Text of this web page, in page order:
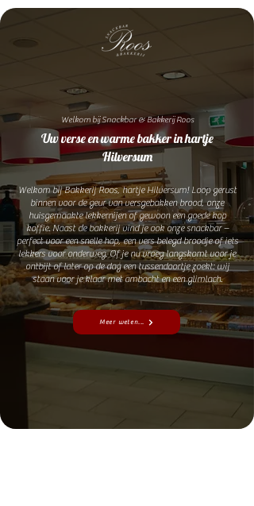
Welkom bij Snackbar & Bakkerij Roos
Uw verse en warme bakker in hartje
Hilversum
Welkom bij Bakkerij Roos, hartje Hilversum! Loop gerust
binnen voor de geur van versgebakken brood, onze
huisgemaakte lekkernijen of gewoon een goede kop
koffie. Naast de bakkerij vind je ook onze snackbar –
perfect voor een snelle hap, een vers belegd broodje of iets
lekkers voor onderweg. Of je nu vroeg langskomt voor je
ontbijt of later op de dag een tussendoortje zoekt: wij
staan voor je klaar met ambacht en een glimlach.
Meer weten...